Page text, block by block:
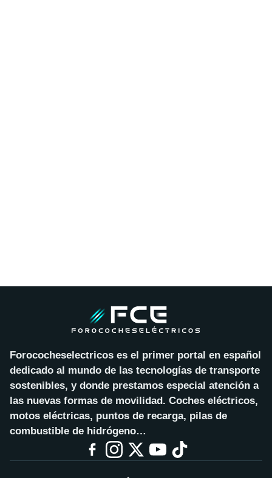
Forococheselectricos es el primer portal en español
dedicado al mundo de las tecnologías de transporte
sostenibles, y donde prestamos especial atención a
las nuevas formas de movilidad. Coches eléctricos,
motos eléctricas, puntos de recarga, pilas de
combustible de hidrógeno…